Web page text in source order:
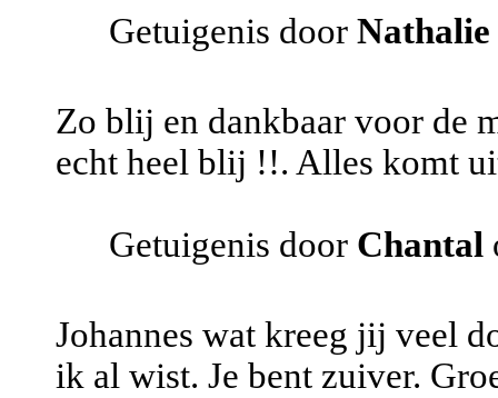
Getuigenis door Nathalie
Zo blij en dankbaar voor de
echt heel blij !!. Alles komt
Getuigenis door Chantal
Johannes wat kreeg jij veel
ik al wist. Je bent zuiver.